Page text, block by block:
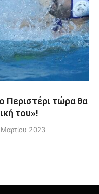
Περιστέρι τώρα θα
του»!
2023